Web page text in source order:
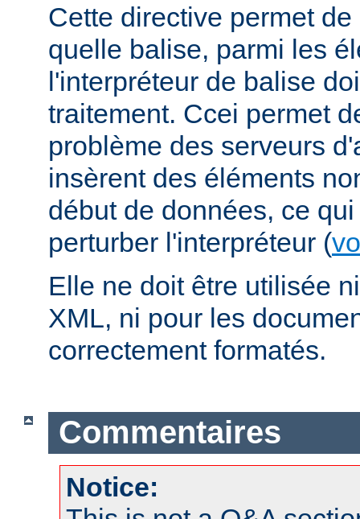
Cette directive permet
quelle balise, parmi les
l'interpréteur de balise
traitement. Ccei permet
problème des serveurs
insèrent des éléments
début de données, ce
perturber l'interpréteur (
Elle ne doit être utilisée
XML, ni pour les
correctement formatés.
Commentaires
Notice: